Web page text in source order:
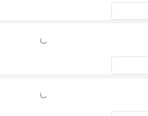
良いことになるのかなとも思いました。
もっと見る
もっと見る